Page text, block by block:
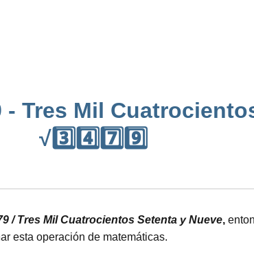
- Tres Mil
√3️⃣4️⃣7️⃣9️⃣
/ Tres Mil Cuatrocientos Setenta y Nueve,
esta operación de matemáticas.